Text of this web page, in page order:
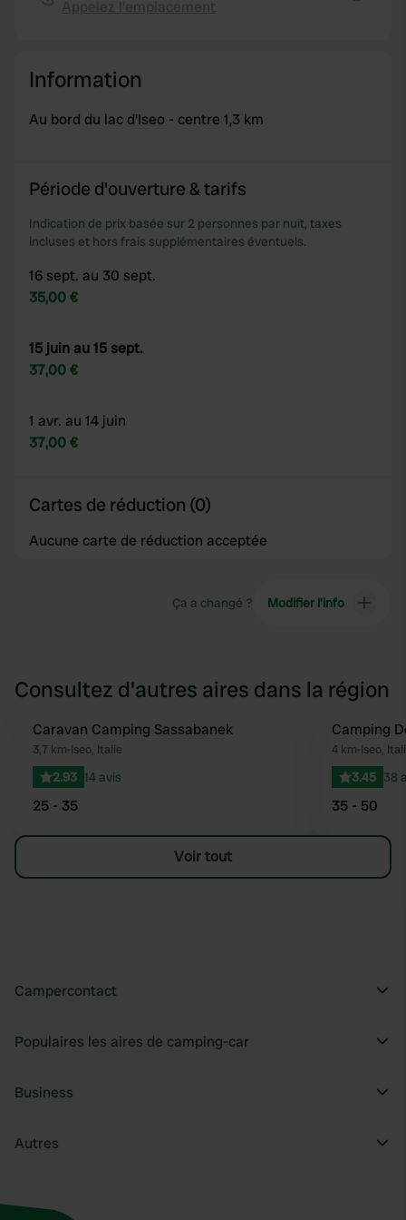
We also share information about your use of our site with
may combine it with other information that you’ve
Information
Au bord du lac d'Iseo - centre 1,3 km
Période d'ouverture & tarifs
Indication de prix basée sur 2 personnes par nuit, taxes
incluses et hors frais supplémentaires éventuels.
16 sept. au 30 sept.
35,00 €
15 juin au 15 sept.
37,00 €
1 avr. au 14 juin
37,00 €
Cartes de réduction (0)
Aucune carte de réduction acceptée
Ça a changé ? Modifier l’info
Consultez d'autres aires dans la région
Préféré
Caravan Camping Sassabanek
3,7 km•Iseo, Italie
2.93 14 avis
25 - 35
Camping
4 km•Iseo,
3.45 38
35 - 50
Voir tout
Campercontact
Populaires les aires de camping-car
Business
Autres